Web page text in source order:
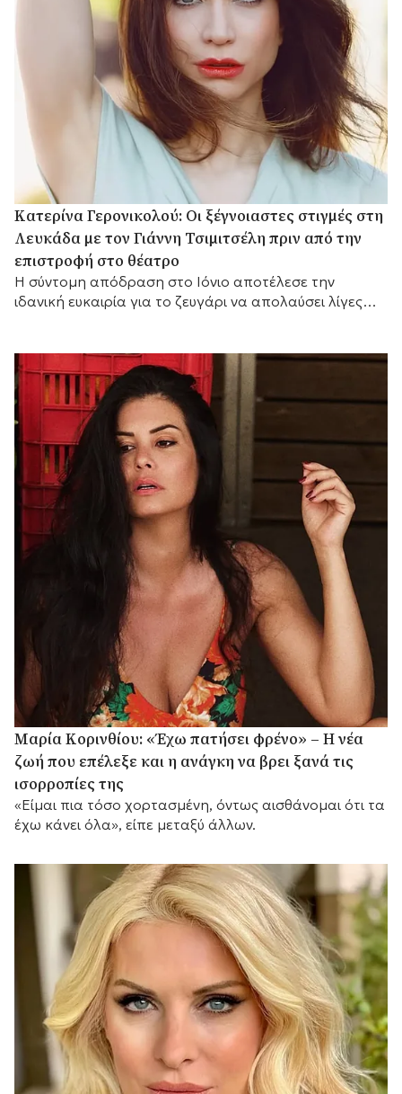
Κατερίνα Γερονικολού: Οι ξέγνοιαστες στιγμές στη
Λευκάδα με τον Γιάννη Τσιμιτσέλη πριν από την
επιστροφή στο θέατρο
Η σύντομη απόδραση στο Ιόνιο αποτέλεσε την
ιδανική ευκαιρία για το ζευγάρι να απολαύσει λίγες
Μαρία Κορινθίου: «Έχω πατήσει φρένο» – Η νέα
ζωή που επέλεξε και η ανάγκη να βρει ξανά τις
ισορροπίες της
«Είμαι πια τόσο χορτασμένη, όντως αισθάνομαι ότι τα
έχω κάνει όλα», είπε μεταξύ άλλων.